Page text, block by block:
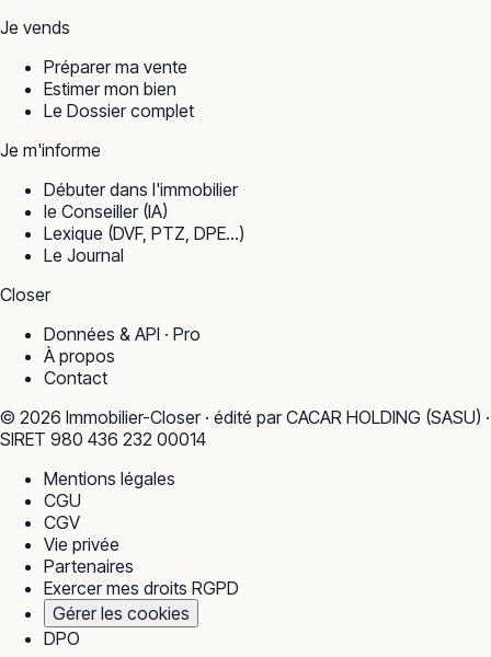
Je vends
Préparer ma vente
Estimer mon bien
Le Dossier complet
Je m'informe
Débuter dans l'immobilier
le Conseiller (IA)
Lexique (DVF, PTZ, DPE…)
Le Journal
Closer
Données & API · Pro
À propos
Contact
© 2026 Immobilier-Closer · édité par CACAR HOLDING (SASU) ·
SIRET 980 436 232 00014
Mentions légales
CGU
CGV
Vie privée
Partenaires
Exercer mes droits RGPD
Gérer les cookies
DPO